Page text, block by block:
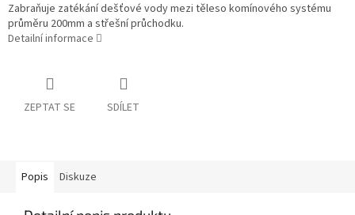
Zabraňuje zatékání dešťové vody mezi těleso komínového systému
průměru 200mm a střešní průchodku.
Detailní informace
ZEPTAT SE SDÍLET
Popis Diskuze